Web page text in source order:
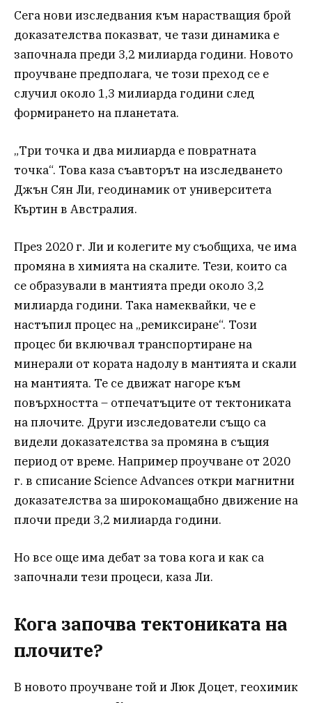
Сега нови изследвания към нарастващия брой
доказателства показват, че тази динамика е
започнала преди 3,2 милиарда години. Новото
проучване предполага, че този преход се е
случил около 1,3 милиарда години след
формирането на планетата.
„Три точка и два милиарда е повратната
точка“. Това каза съавторът на изследването
Джън Сян Ли, геодинамик от университета
Къртин в Австралия.
През 2020 г. Ли и колегите му съобщиха, че има
промяна в химията на скалите. Тези, които са
се образували в мантията преди около 3,2
милиарда години. Така намеквайки, че е
настъпил процес на „ремиксиране“. Този
процес би включвал транспортиране на
минерали от кората надолу в мантията и скали
на мантията. Те се движат нагоре към
повърхността – отпечатъците от тектониката
на плочите. Други изследователи също са
видели доказателства за промяна в същия
период от време. Например проучване от 2020
г. в списание Science Advances откри магнитни
доказателства за широкомащабно движение на
плочи преди 3,2 милиарда години.
Но все още има дебат за това кога и как са
започнали тези процеси, каза Ли.
Кога започва тектониката на
плочите?
В новото проучване той и Люк Доцет, геохимик